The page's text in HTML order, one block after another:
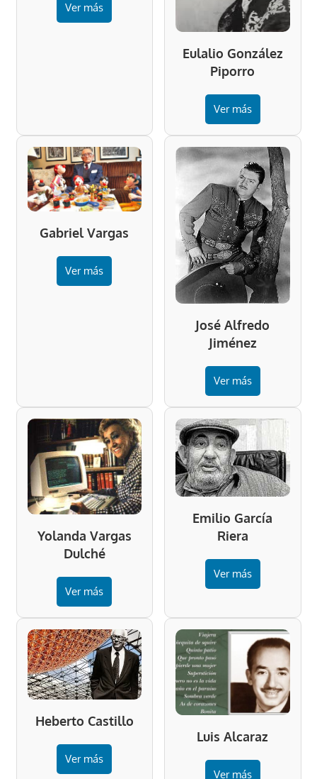
Ver más
Eulalio González
Piporro
Ver más
Gabriel Vargas
Ver más
José Alfredo
Jiménez
Ver más
Yolanda Vargas
Dulché
Ver más
Emilio García
Riera
Ver más
Heberto Castillo
Ver más
Luis Alcaraz
Ver más